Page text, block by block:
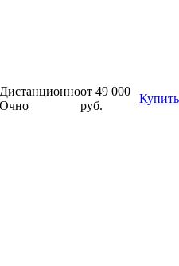
Дистанционно
Очно
от 49 000
руб.
Купить